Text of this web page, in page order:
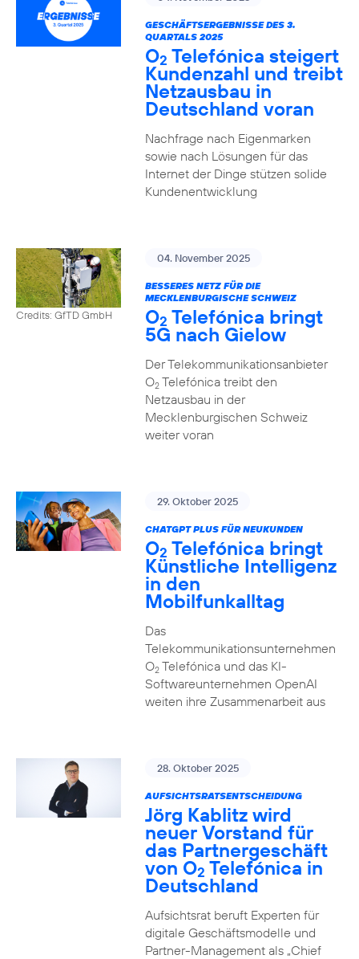
GESCHÄFTSERGEBNISSE DES 3.
QUARTALS 2025
O2 Telefónica steigert
Kundenzahl und treibt
Netzausbau in
Deutschland voran
Nachfrage nach Eigenmarken
sowie nach Lösungen für das
Internet der Dinge stützen solide
Kundenentwicklung
Credits: GfTD GmbH
04. November 2025
BESSERES NETZ FÜR DIE
MECKLENBURGISCHE SCHWEIZ
O2 Telefónica bringt
5G nach Gielow
Der Telekommunikationsanbieter
O2Telefónica treibt den
Netzausbau in der
Mecklenburgischen Schweiz
weiter voran
29. Oktober 2025
CHATGPT PLUS FÜR NEUKUNDEN
O2 Telefónica bringt
Künstliche Intelligenz
in den
Mobilfunkalltag
Das
Telekommunikationsunternehmen
O2Telefónica und das KI-
Softwareunternehmen OpenAI
weiten ihre Zusammenarbeit aus
28. Oktober 2025
AUFSICHTSRATSENTSCHEIDUNG
Jörg Kablitz wird
neuer Vorstand für
das Partnergeschäft
von O2 Telefónica in
Deutschland
Aufsichtsrat beruft Experten für
digitale Geschäftsmodelle und
Partner-Management als „Chief